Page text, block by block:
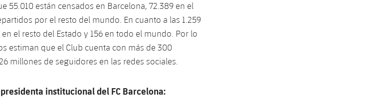
55.010 están censados ​​en Barcelona, ​​72.389 en el
por el resto del mundo. En cuanto a las 1.259
el resto del Estado y 156 en todo el mundo. Por lo
estiman que el Club cuenta con más de 300
millones de seguidores en las redes sociales.
institucional del FC Barcelona: